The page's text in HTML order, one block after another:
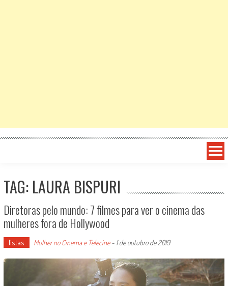
TAG: LAURA BISPURI
Diretoras pelo mundo: 7 filmes para ver o cinema das
mulheres fora de Hollywood
listas Mulher no Cinema e Telecine- 1 de outubro de 2019